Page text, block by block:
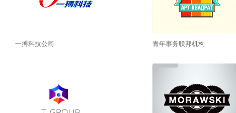
一搏科技公司 青年事务联邦机构